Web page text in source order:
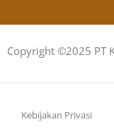
Copyright ©2025 PT
Kebijakan Privasi